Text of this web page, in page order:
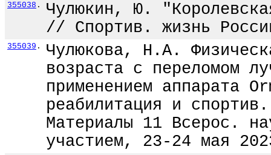
355038 .
Чулюкин, Ю.
// Спортив. жизнь
355039 .
Чулюкова, Н.А.
возраста с переломом
применением
реабилитация и
Материалы 11 Всерос.
участием, 23-24 мая